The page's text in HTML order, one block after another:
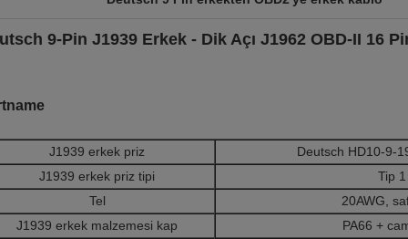
9-Pin J1939 Erkek - Dik Açı J1962 OBD-II 16
J1939 erkek priz
Deutsch HD10-9-
J1939 erkek priz tipi
Tip 1
Tel
20AWG,
J1939 erkek malzemesi kap
PA66 +